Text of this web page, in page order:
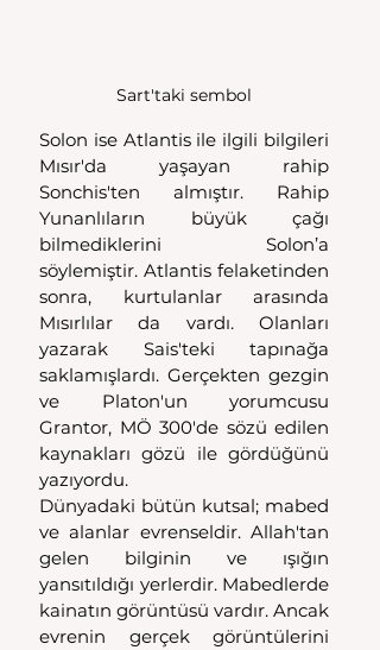
Sart'taki sembol
Solon ise Atlantis ile ilgili bilgileri
Mısır'da yaşayan rahip
Sonchis'ten almıştır. Rahip
Yunanlıların büyük çağı
bilmediklerini Solon’a
söylemiştir. Atlantis felaketinden
sonra, kurtulanlar arasında
Mısırlılar da vardı. Olanları
yazarak Sais'teki tapınağa
saklamışlardı. Gerçekten gezgin
ve Platon'un yorumcusu
Grantor, MÖ 300'de sözü edilen
kaynakları gözü ile gördüğünü
yazıyordu.
Dünyadaki bütün kutsal; mabed
ve alanlar evrenseldir. Allah'tan
gelen bilginin ve ışığın
yansıtıldığı yerlerdir. Mabedlerde
kainatın görüntüsü vardır. Ancak
evrenin gerçek görüntülerini